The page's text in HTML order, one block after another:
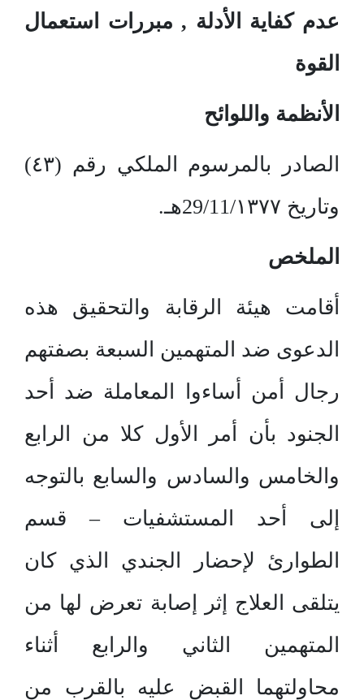
عدم كفاية الأدلة , مبررات استعمال
القوة
الأنظمة واللوائح
الصادر بالمرسوم الملكي رقم (٤٣)
وتاريخ 29/11/١٣٧٧هـ.
الملخص
أقامت هيئة الرقابة والتحقيق هذه
الدعوى ضد المتهمين السبعة بصفتهم
رجال أمن أساءوا المعاملة ضد أحد
الجنود بأن أمر الأول كلا من الرابع
والخامس والسادس والسابع بالتوجه
إلى أحد المستشفيات – قسم
الطوارئ لإحضار الجندي الذي كان
يتلقى العلاج إثر إصابة تعرض لها من
المتهمين الثاني والرابع أثناء
محاولتهما القبض عليه بالقرب من